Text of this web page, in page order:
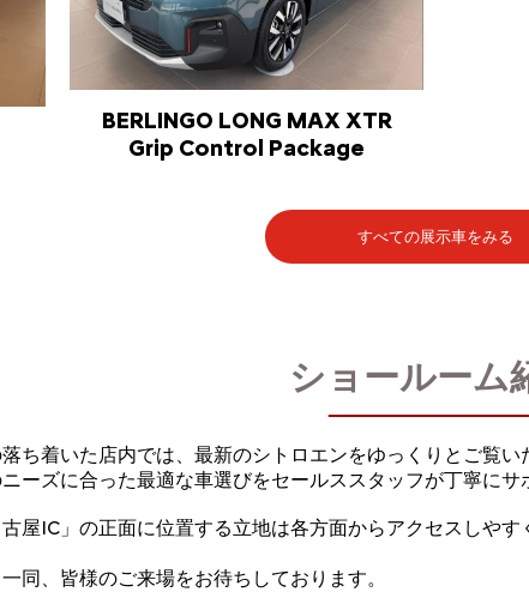
BERLINGO LONG MAX XTR
Grip Control Package
すべての展示車をみる
ショールーム
ち着いた店内では、最新のシトロエンをゆっくりとご覧い
ーズに合った最適な車選びをセールススタッフが丁寧にサ
屋IC」の正面に位置する立地は各方面からアクセスしや
同、皆様のご来場をお待ちしております。